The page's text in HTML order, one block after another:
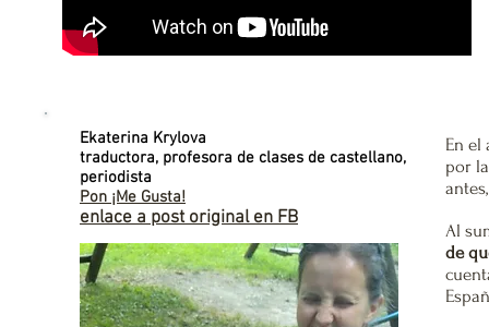
Ekaterina Krylova
traductora, profesora de clases de castellano,
periodista
Pon ¡Me Gusta!
enlace a post original en FB
En el
por
Al
de